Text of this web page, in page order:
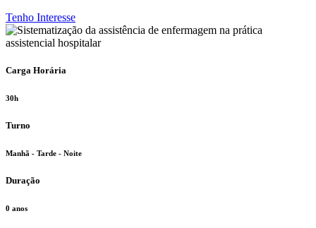
Tenho Interesse
Carga Horária
30h
Turno
Manhã - Tarde - Noite
Duração
0 anos